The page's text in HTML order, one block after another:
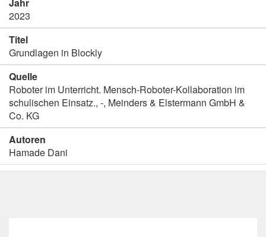
2023
Titel
Grundlagen in Blockly
Quelle
Roboter im Unterricht. Mensch-Roboter-Kollaboration im
schulischen Einsatz., -, Meinders & Elstermann GmbH &
Co. KG
Autoren
Hamade Dani